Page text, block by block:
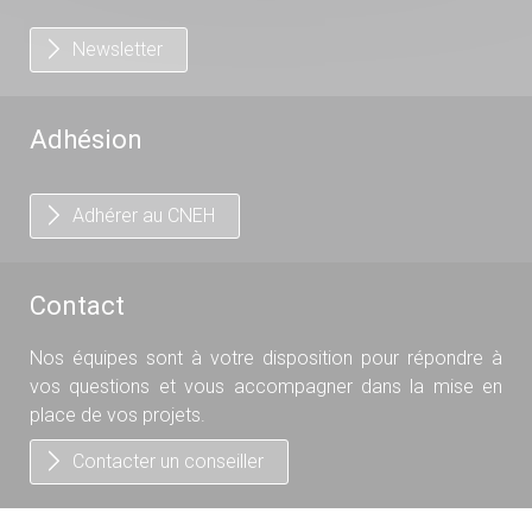
Newsletter
Adhésion
Adhérer au CNEH
Contact
Nos équipes sont à votre disposition pour répondre à
vos questions et vous accompagner dans la mise en
place de vos projets.
Contacter un conseiller